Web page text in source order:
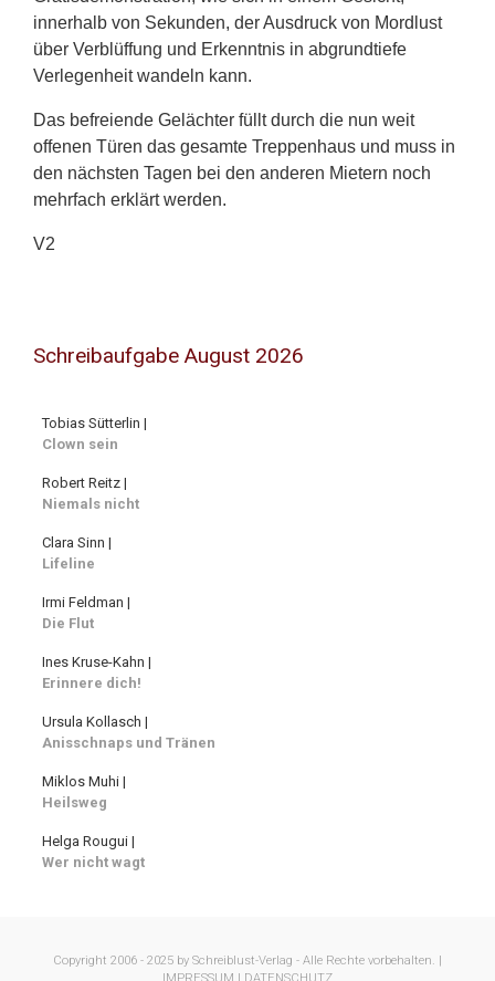
innerhalb von Sekunden, der Ausdruck von Mordlust
über Verblüffung und Erkenntnis in abgrundtiefe
Verlegenheit wandeln kann.
Das befreiende Gelächter füllt durch die nun weit
offenen Türen das gesamte Treppenhaus und muss in
den nächsten Tagen bei den anderen Mietern noch
mehrfach erklärt werden.
V2
Schreibaufgabe August 2026
Tobias Sütterlin |
Clown sein
Robert Reitz |
Niemals nicht
Clara Sinn |
Lifeline
Irmi Feldman |
Die Flut
Ines Kruse-Kahn |
Erinnere dich!
Ursula Kollasch |
Anisschnaps und Tränen
Miklos Muhi |
Heilsweg
Helga Rougui |
Wer nicht wagt
Copyright 2006 - 2025 by Schreiblust-Verlag - Alle Rechte vorbehalten. |